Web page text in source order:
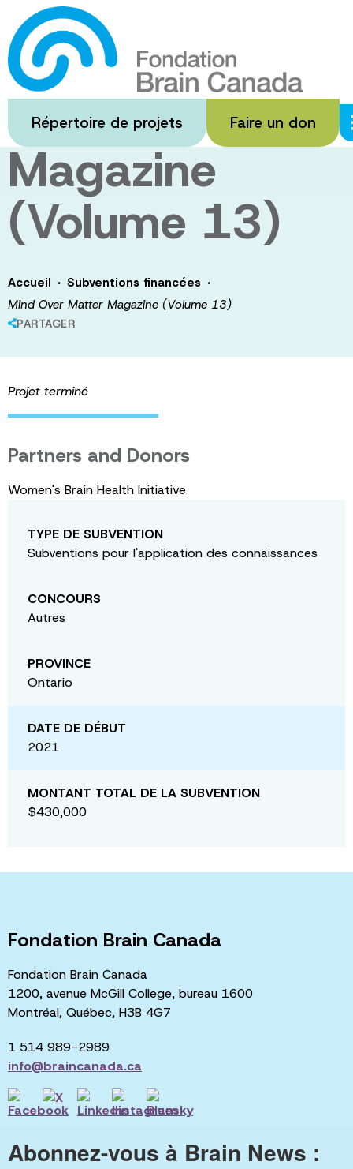
Passer
au
contenu
principal
Répertoire de projets Faire un don
Mind Over
Matter
Magazine
(Volume 13)
Accueil · Subventions financées ·
Mind Over Matter Magazine (Volume 13)
PARTAGER
Projet terminé
Partners and Donors
Women's Brain Health Initiative
TYPE DE SUBVENTION
Subventions pour l'application des connaissances
CONCOURS
Autres
PROVINCE
Ontario
DATE DE DÉBUT
2021
MONTANT TOTAL DE LA SUBVENTION
$430,000
Fondation Brain Canada
Fondation Brain Canada
1200, avenue McGill College, bureau 1600
Montréal, Québec, H3B 4G7
1 514 989-2989
info@braincanada.ca
Abonnez-vous à Brain News :